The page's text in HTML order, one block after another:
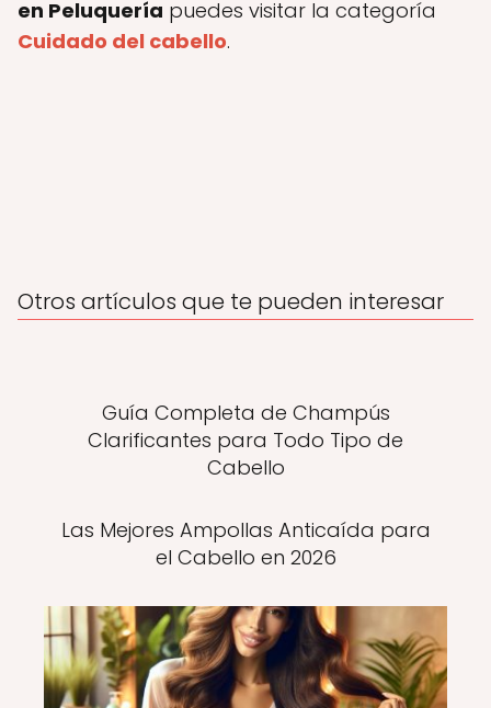
en Peluquería puedes visitar la categoría
Cuidado del cabello.
Otros artículos que te pueden interesar
Guía Completa de Champús
Clarificantes para Todo Tipo de
Cabello
Las Mejores Ampollas Anticaída para
el Cabello en 2026